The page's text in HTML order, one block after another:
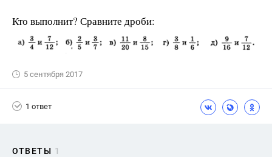
Кто выполнит? Сравните дроби:
5 сентября 2017
1 ответ
ОТВЕТЫ 1